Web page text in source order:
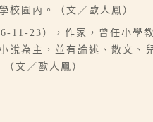
校園內。（文／歐人鳳）
11-23），作家，曾任小學
說為主，並有論述、散文、
文／歐人鳳）